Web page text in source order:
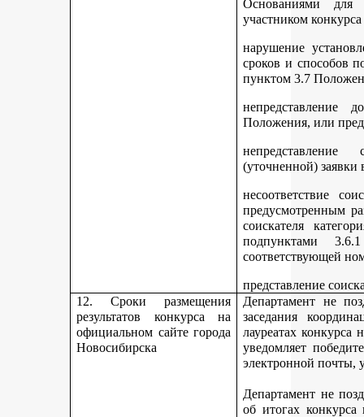
Основаниями для
участником
нарушение
сроков и способов
пунктом 3.7
непредставление
Положения, или
непредставление
(уточненной) заявки
несоответствие
предусмотренным
соискателя
подпунктами 3.6.1
соответствующей
представление
12. Сроки размещения
результатов конкурса на
официальном сайте города
Новосибирска
Департамент не
заседания
лауреатах
уведомляет
электронной почты,
Департамент не
об итогах